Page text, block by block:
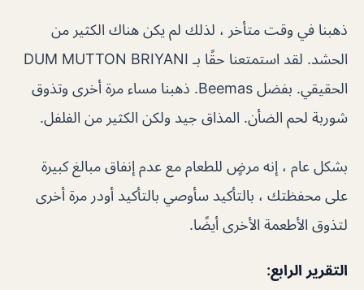
ذهبنا في وقت متأخر ، لذلك لم يكن هناك الكثير من
الحشد. لقد استمتعنا حقًا بـ DUM MUTTON BRIYANI
الحقيقي. بفضل Beemas. ذهبنا مساء مرة أخرى وتذوق
شوربة لحم الضأن. المذاق جيد ولكن الكثير من الفلفل.
بشكل عام ، إنه مرضٍ للطعام مع عدم إنفاق مبالغ كبيرة
على محفظتك ، بالتأكيد سأوصي بالتأكيد أودر مرة أخرى
لتذوق الأطعمة الأخرى أيضًا.
التقرير الرابع: